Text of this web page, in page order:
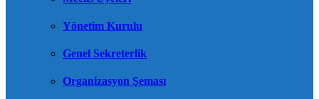
Yönetim Kurulu
Genel Sekreterlik
Organizasyon Şeması